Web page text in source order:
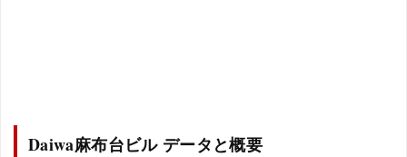
Daiwa麻布台ビル データと概要